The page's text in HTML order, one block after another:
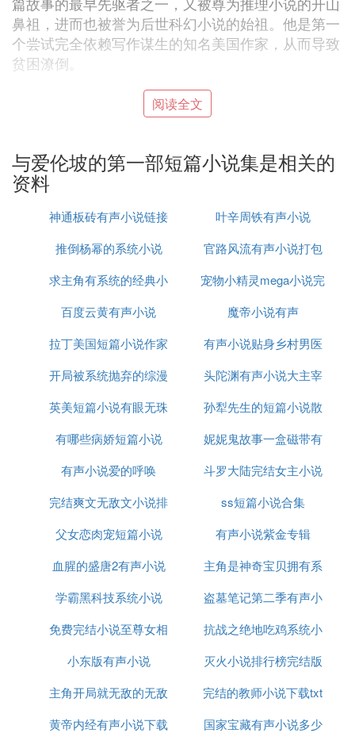
鼻祖，进而也被誉为后世科幻小说的始祖。他是第一
个尝试完全依赖写作谋生的知名美国作家，从而导致
贫困潦倒。
『叁』 俄国的作家蒲宁认识吗
1920 年6 月26 日，正当苏联红军向黑海的重要港口
城市敖德萨挺进之际，一个五十来岁小个儿的俄国人
挤上了从这里开往法国的最后一艘轮船，他在惊恐混
乱的人群中向自己的祖国留下了难忘的一瞥。他对这
个生他养他的地方怀有深厚的感情，但顽固的旧贵族
的立场又促使他对红军的即将来到怀有莫名的恐惧情
绪，他在惆怅的心情中踏上了流亡（法国）的道路。
十三年后的一天（1933.12.10），瑞典文学院以由于
继承”而授予他1933 诺贝尔文学奖，给这位流亡者带
来了福音。这个人就是伊凡·亚历克塞维奇·蒲宁（Iva
n Bunin，1870～1953）。
在长达三十三年的诺贝尔文学奖竞争活动中，从沙皇
统治下的旧俄到十月革命胜利后的苏联，尚无一位作
家获过诺贝尔文学奖。是这块土地上没有世界声誉的
提名过，但都未获奖。瑞典文学院也在考虑让这一幅
员广阔的土地上出一名获奖作家。
1923 年，蒲宁被法国作家罗曼·罗兰所推荐，同时被
推荐的还有高尔基。从1923 年开始，蒲宁和高尔基
几乎每年被提名。诺贝尔委员会曾于1918 年和1928
年，委托有关专家撰写过高尔基作品的研究报告，而
系的政治活动”为由，不予推荐，提醒瑞典文学院把
目光转向了流亡国外的作家蒲宁，命运为这位流亡作
家带来了好的转机。
阅读全文
与爱伦坡的第一部短篇小说集是相关的
资料
神通板砖有声小说链接
叶辛周铁有声小说
推倒杨幂的系统小说
官路风流有声小说打包
下载
求主角有系统的经典小
说
宠物小精灵mega小说完
结
百度云黄有声小说
魔帝小说有声
拉丁美国短篇小说作家
有声小说贴身乡村男医
开局被系统抛弃的综漫
小说
头陀渊有声小说大主宰
英美短篇小说有眼无珠
孙犁先生的短篇小说散
文合集是
有哪些病娇短篇小说
妮妮鬼故事一盒磁带有
声小说
有声小说爱的呼唤
斗罗大陆完结女主小说
完结爽文无敌文小说排
行榜
ss短篇小说合集
父女恋肉宠短篇小说
有声小说紫金专辑
血腥的盛唐2有声小说
主角是神奇宝贝拥有系
统的小说
学霸黑科技系统小说
盗墓笔记第二季有声小
说全集
免费完结小说至尊女相
抗战之绝地吃鸡系统小
说
小东版有声小说
灭火小说排行榜完结版
主角开局就无敌的无敌
流小说完结
完结的教师小说下载txt
黄帝内经有声小说下载
国家宝藏有声小说多少